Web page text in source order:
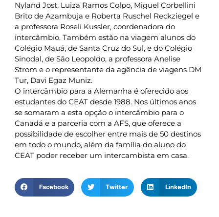
Nyland Jost, Luiza Ramos Colpo, Miguel Corbellini
Brito de Azambuja e Roberta Ruschel Reckziegel e
a professora Roseli Kussler, coordenadora do
intercâmbio. Também estão na viagem alunos do
Colégio Mauá, de Santa Cruz do Sul, e do Colégio
Sinodal, de São Leopoldo, a professora Anelise
Strom e o representante da agência de viagens DM
Tur, Davi Egaz Muniz.
O intercâmbio para a Alemanha é oferecido aos
estudantes do CEAT desde 1988. Nos últimos anos
se somaram a esta opção o intercâmbio para o
Canadá e a parceria com a AFS, que oferece a
possibilidade de escolher entre mais de 50 destinos
em todo o mundo, além da família do aluno do
CEAT poder receber um intercambista em casa.
Facebook Twitter LinkedIn